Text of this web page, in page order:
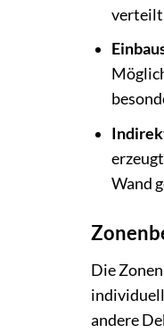
verteilt
Wand
Die
andere